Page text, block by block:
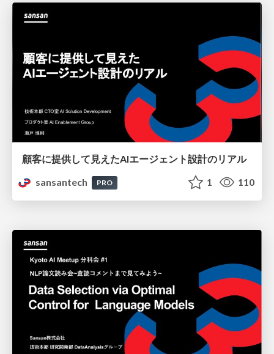
顧客に提供して見えたAIエージェント設計のリアル
sansantech
PRO 1 110